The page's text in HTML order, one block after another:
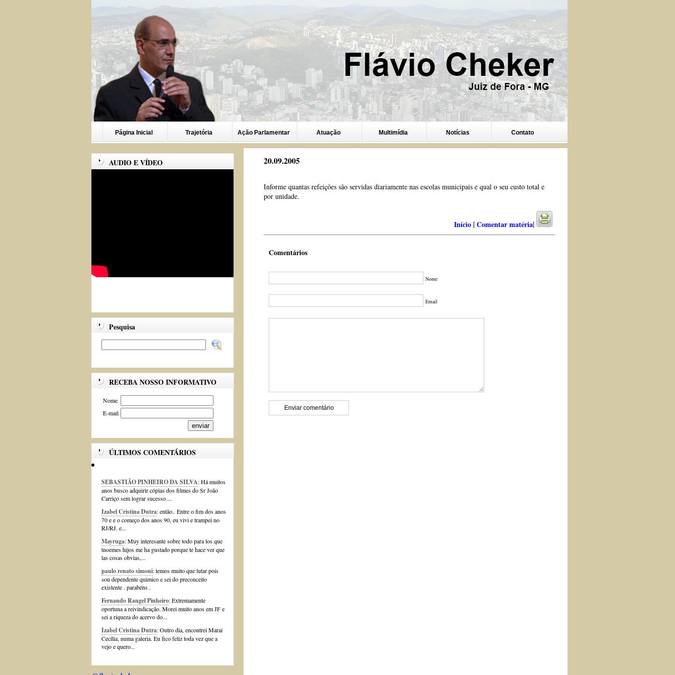
Página Inicial Trajetória Ação Parlamentar Atuação Multimídia Notícias Contato
AUDIO E VÍDEO
Pesquisa
RECEBA NOSSO INFORMATIVO
Nome
E-mail
ÚLTIMOS COMENTÁRIOS
SEBASTIÃO PINHEIRO DA SILVA: Há muitos
anos busco adquirir cópias dos filmes do Sr João
Carriço sem lograr sucesso....
Izabel Cristina Dutra: então.. Entre o fim dos anos
70 e e o começo dos anos 90, eu vivi e trampei no
RJ/RJ. e...
Mayruga: Muy interesante sobre todo para los que
tnoemes hijos me ha gustado porque te hace ver que
las cosas obvias,...
paulo renato simoni: temos muito que lutar pois
sou dependente quimico e sei do preconceito
existente . parabéns .
Fernando Rangel Pinheiro: Extremamente
oportuna a reivindicação. Morei muito anos em JF e
sei a riqueza do acervo do...
Izabel Cristina Dutra: Outro dia, encontrei Marai
Cecília, numa galeria. Eu fico feliz toda vez que a
vejo e quero...
20.09.2005
Informe quantas refeições são servidas diariamente nas escolas municipais e qual o seu custo total e
por unidade.
Início |Comentar matéria|
Comentários
Nome
Email